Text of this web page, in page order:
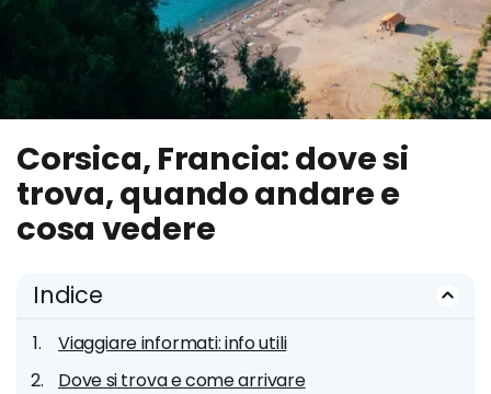
Corsica, Francia: dove si
trova, quando andare e
cosa vedere
Indice
Viaggiare informati: info utili
Dove si trova e come arrivare